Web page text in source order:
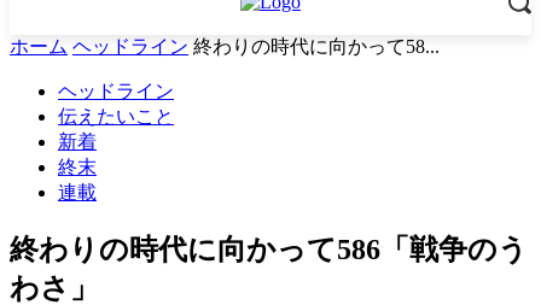
ホーム ヘッドライン 終わりの時代に向かって58...
ヘッドライン
伝えたいこと
新着
終末
連載
終わりの時代に向かって586「戦争のう
わさ」